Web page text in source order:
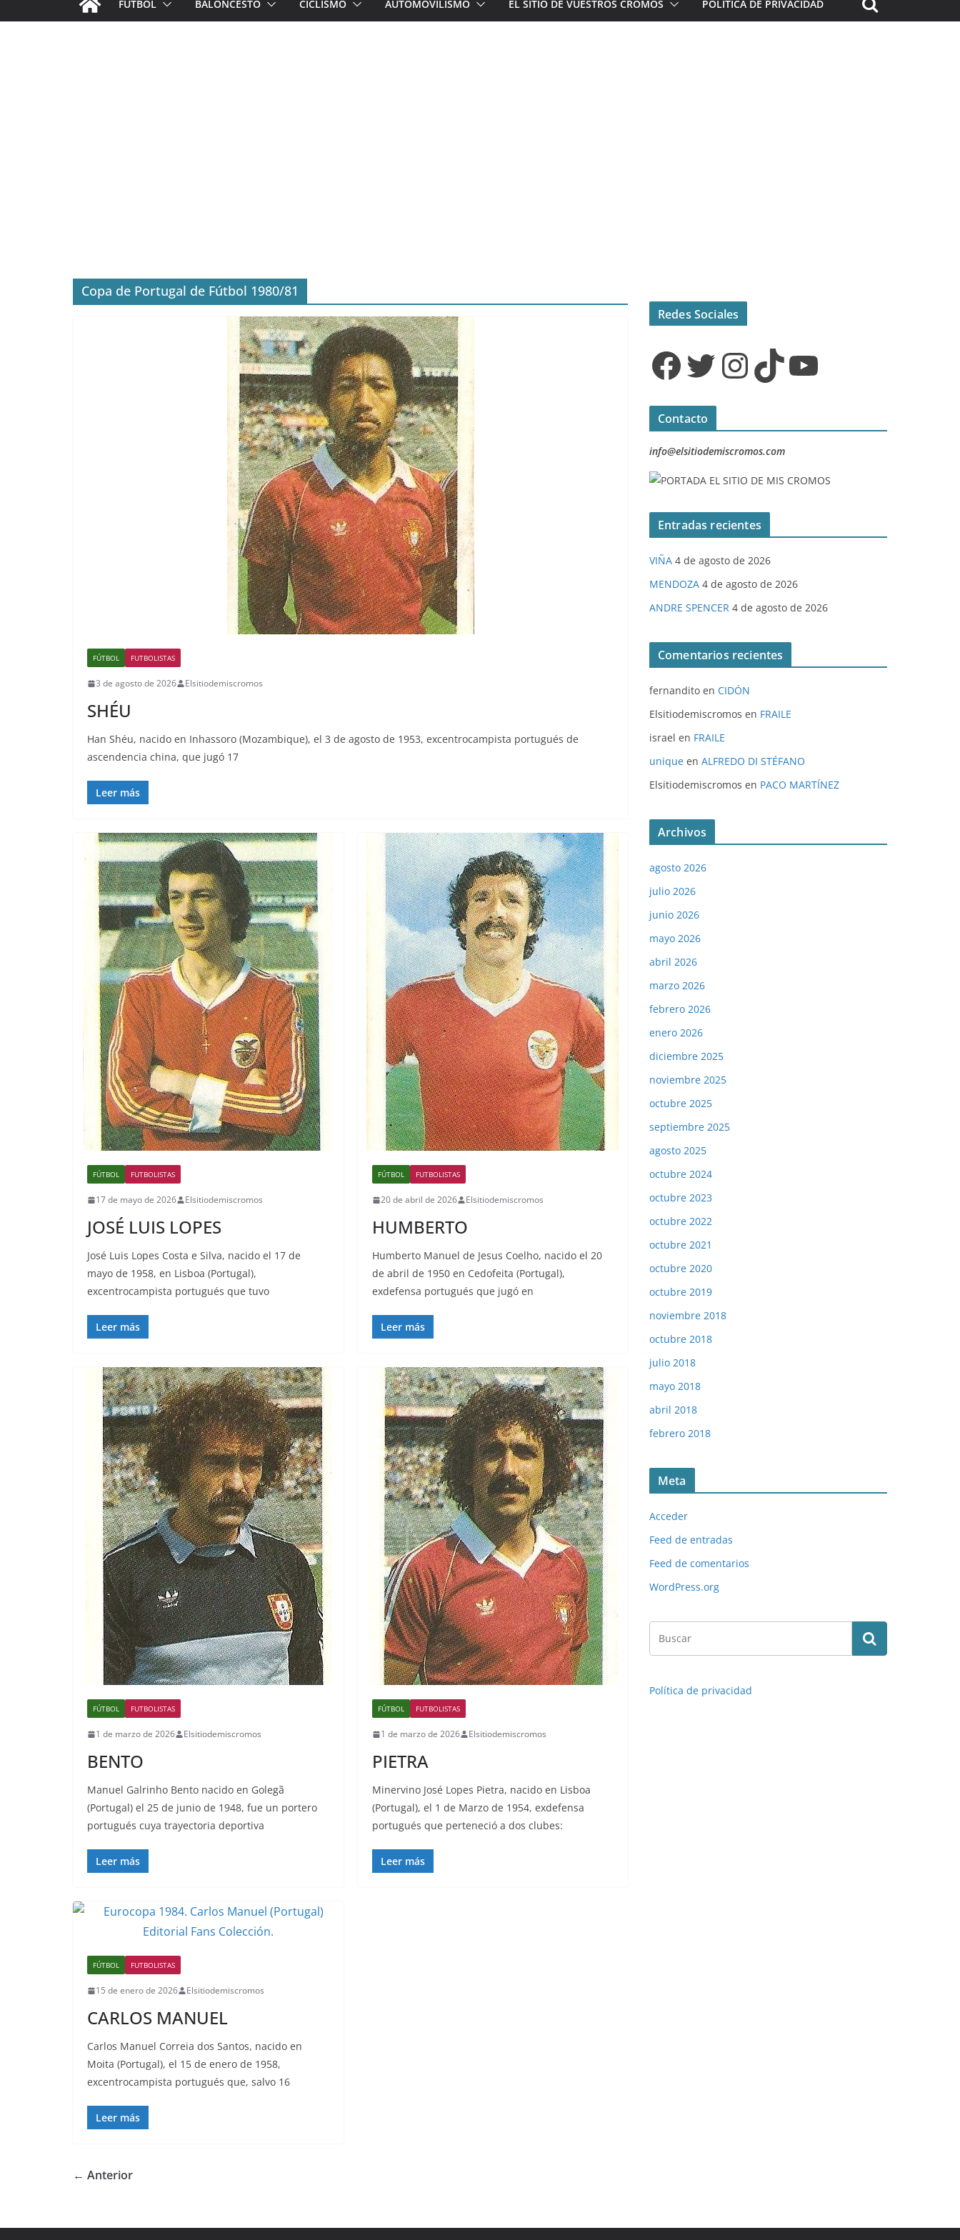
FÚTBOL BALONCESTO CICLISMO AUTOMOVILISMO EL SITIO DE VUESTROS CROMOS POLÍTICA DE PRIVACIDAD
Copa de Portugal de Fútbol 1980/81
FÚTBOL FUTBOLISTAS
3 de agosto de 2026 Elsitiodemiscromos
SHÉU
Han Shéu, nacido en Inhassoro (Mozambique), el 3 de agosto de 1953, excentrocampista portugués de
ascendencia china, que jugó 17
Leer más
FÚTBOL FUTBOLISTAS
17 de mayo de 2026 Elsitiodemiscromos
JOSÉ LUIS LOPES
José Luis Lopes Costa e Silva, nacido el 17 de
mayo de 1958, en Lisboa (Portugal),
excentrocampista portugués que tuvo
Leer más
FÚTBOL FUTBOLISTAS
20 de abril de 2026 Elsitiodemiscromos
HUMBERTO
Humberto Manuel de Jesus Coelho, nacido el 20
de abril de 1950 en Cedofeita (Portugal),
exdefensa portugués que jugó en
Leer más
FÚTBOL FUTBOLISTAS
1 de marzo de 2026 Elsitiodemiscromos
BENTO
Manuel Galrinho Bento nacido en Golegã
(Portugal) el 25 de junio de 1948, fue un portero
portugués cuya trayectoria deportiva
Leer más
FÚTBOL FUTBOLISTAS
1 de marzo de 2026 Elsitiodemiscromos
PIETRA
Minervino José Lopes Pietra, nacido en Lisboa
(Portugal), el 1 de Marzo de 1954, exdefensa
portugués que perteneció a dos clubes:
Leer más
FÚTBOL FUTBOLISTAS
15 de enero de 2026 Elsitiodemiscromos
CARLOS MANUEL
Carlos Manuel Correia dos Santos, nacido en
Moita (Portugal), el 15 de enero de 1958,
excentrocampista portugués que, salvo 16
Leer más
← Anterior
Redes Sociales
Facebook Twitter InstagramTikTok YouTube
Contacto
info@elsitiodemiscromos.com
Entradas recientes
VIÑA 4 de agosto de 2026
MENDOZA 4 de agosto de 2026
ANDRE SPENCER 4 de agosto de 2026
Comentarios recientes
fernandito en CIDÓN
Elsitiodemiscromos en FRAILE
israel en FRAILE
unique en ALFREDO DI STÉFANO
Elsitiodemiscromos en PACO MARTÍNEZ
Archivos
agosto 2026
julio 2026
junio 2026
mayo 2026
abril 2026
marzo 2026
febrero 2026
enero 2026
diciembre 2025
noviembre 2025
octubre 2025
septiembre 2025
agosto 2025
octubre 2024
octubre 2023
octubre 2022
octubre 2021
octubre 2020
octubre 2019
noviembre 2018
octubre 2018
julio 2018
mayo 2018
abril 2018
febrero 2018
Meta
Acceder
Feed de entradas
Feed de comentarios
WordPress.org
Política de privacidad